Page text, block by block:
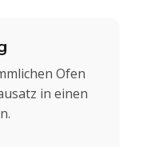
Ofen
in einen